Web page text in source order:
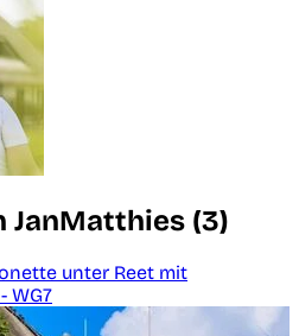
(3)
unter Reet mit
WG7